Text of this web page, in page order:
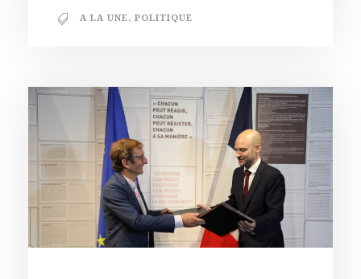
A LA UNE, POLITIQUE